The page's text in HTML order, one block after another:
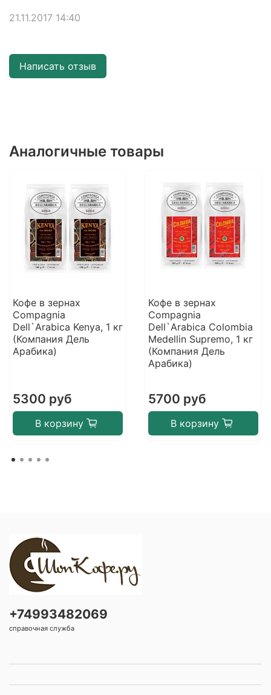
21.11.2017 14:40
Написать отзыв
Аналогичные товары
Кофе в зернах
Compagnia
Dell`Arabica Kenya, 1 кг
(Компания Дель
Арабика)
5300 руб
В корзину
Кофе в зернах
Compagnia
Dell`Arabica Colombia
Medellin Supremo, 1 кг
(Компания Дель
Арабика)
5700 руб
В корзину
+74993482069
справочная служба